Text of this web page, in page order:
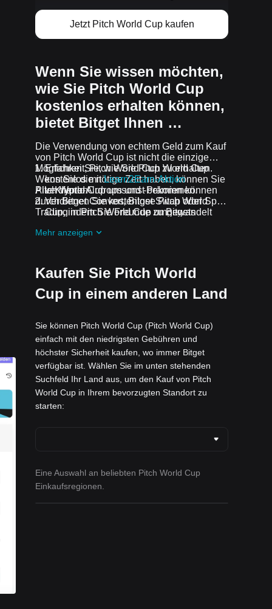
Jetzt Pitch World Cup kaufen
Wenn Sie wissen möchten,
wie Sie Pitch World Cup
kostenlos erhalten können,
bietet Bitget Ihnen …
Die Verwendung von echtem Geld zum Kauf
von Pitch World Cup ist nicht die einzige
Möglichkeit, Pitch World Cup zu erhalten.
Wenn Sie die nötige Zeit haben, können Sie
Pitch World Cup umsonst bekommen.
Erfahren Sie, wie Sie Pitch World Cup
kostenlos mitLearn2Earn-Aktion
verdienen
Verdienen Sie kostenlose Pitch World
Cup, indem Sie Freunde zu Bitgets
Erhalten Sie kostenlose Pitch World Cup
mitmachen
Alle Krypto-Airdrops und -Prämien können
durch Bitget Convert, Bitget Swap oder Spot-
Trading in Pitch World Cup umgewandelt
Mehr anzeigen
Kaufen Sie Pitch World
Cup in einem anderen Land
Sie können Pitch World Cup (Pitch World Cup)
einfach mit den niedrigsten Gebühren und
höchster Sicherheit kaufen, wo immer Bitget
verfügbar ist. Wählen Sie im unten stehenden
Suchfeld Ihr Land aus, um den Kauf von Pitch
World Cup in Ihrem bevorzugten Standort zu
starten:
Eine Auswahl an beliebten Pitch World Cup
Einkaufsregionen.